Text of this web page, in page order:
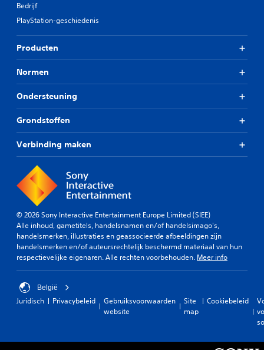
Bedrijf
PlayStation-geschiedenis
Producten
Normen
Ondersteuning
Grondstoffen
Verbinding maken
© 2026 Sony Interactive Entertainment Europe Limited (SIEE)
Alle inhoud, gametitels, handelsnamen en/of handelsimago's,
handelsmerken, illustraties en geassocieerde afbeeldingen zijn
handelsmerken en/of auteursrechtelijk beschermd materiaal van hun
respectievelijke eigenaren. Alle rechten voorbehouden. Meer info
België
Juridisch Privacybeleid
Gebruiksvoorwaarden
website
Site
map
Cookiebeleid